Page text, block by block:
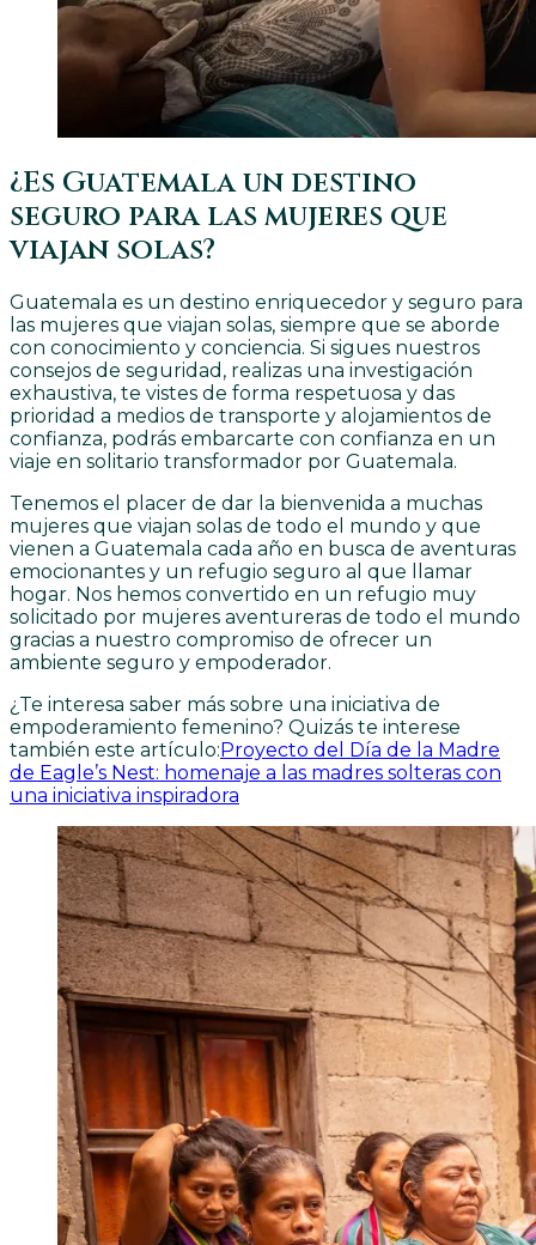
¿Es Guatemala un destino
seguro para las mujeres que
viajan solas?
Guatemala es un destino enriquecedor y seguro para
las mujeres que viajan solas, siempre que se aborde
con conocimiento y conciencia. Si sigues nuestros
consejos de seguridad, realizas una investigación
exhaustiva, te vistes de forma respetuosa y das
prioridad a medios de transporte y alojamientos de
confianza, podrás embarcarte con confianza en un
viaje en solitario transformador por Guatemala.
Tenemos el placer de dar la bienvenida a muchas
mujeres que viajan solas de todo el mundo y que
vienen a Guatemala cada año en busca de aventuras
emocionantes y un refugio seguro al que llamar
hogar. Nos hemos convertido en un refugio muy
solicitado por mujeres aventureras de todo el mundo
gracias a nuestro compromiso de ofrecer un
ambiente seguro y empoderador.
¿Te interesa saber más sobre una iniciativa de
empoderamiento femenino? Quizás te interese
también este artículo:Proyecto del Día de la Madre
de Eagle’s Nest: homenaje a las madres solteras con
una iniciativa inspiradora